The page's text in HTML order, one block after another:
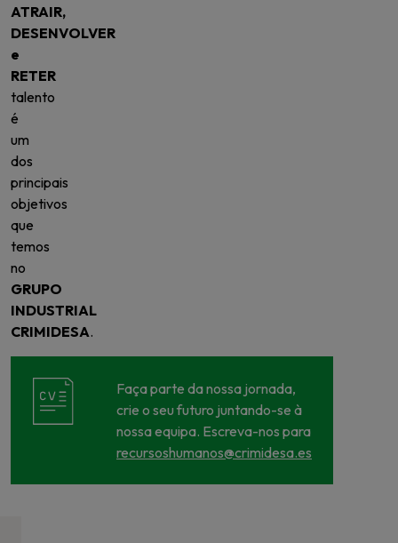
ATRAIR,
DESENVOLVER
e
RETER
talento
é
um
dos
principais
objetivos
que
temos
no
GRUPO
INDUSTRIAL
CRIMIDESA.
Faça parte da nossa jornada,
crie o seu futuro juntando-se à
nossa equipa. Escreva-nos para
recursoshumanos@crimidesa.es